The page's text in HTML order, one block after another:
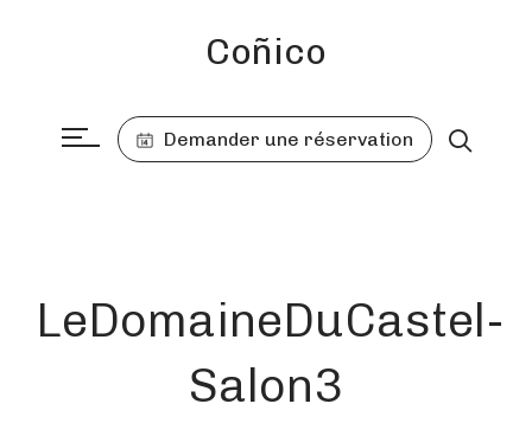
Coñico
Demander une réservation
LeDomaineDuCastel-
Salon3